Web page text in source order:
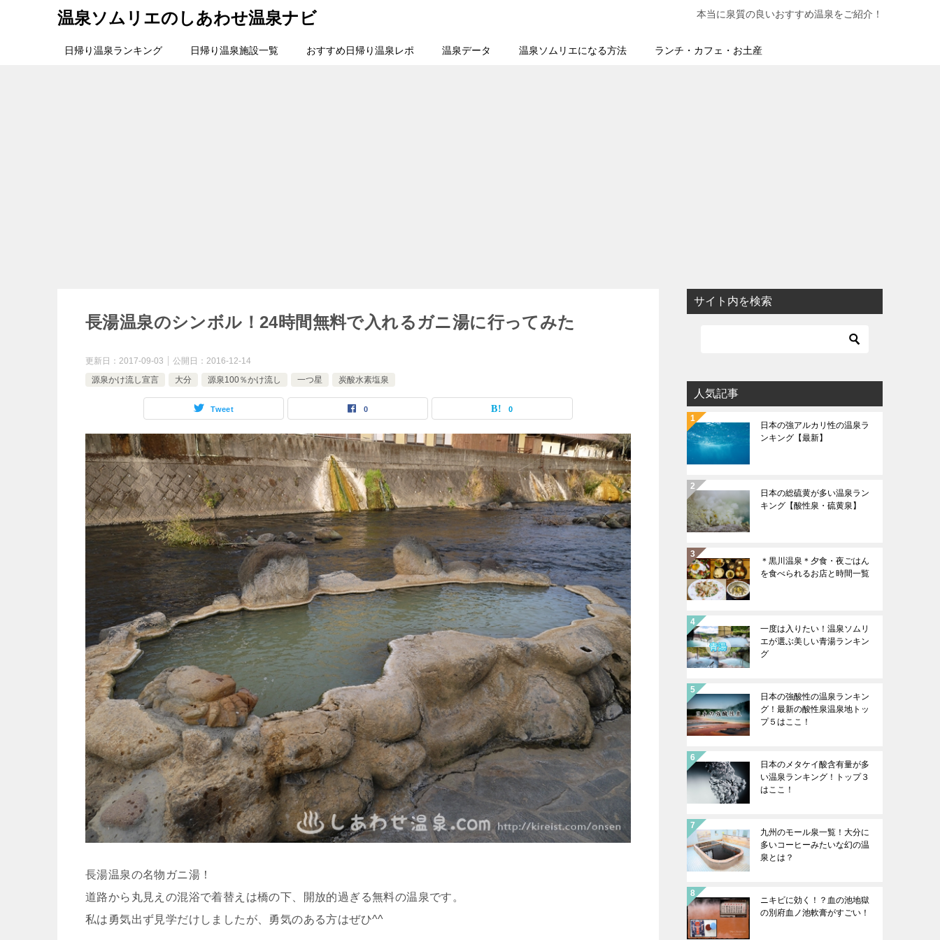
温泉ソムリエのしあわせ温泉ナビ 本当に泉質の良いおすすめ温泉をご紹介！
日帰り温泉ランキング 日帰り温泉施設一覧 おすすめ日帰り温泉レポ 温泉データ 温泉ソムリエになる方法 ランチ・カフェ・お土産
長湯温泉のシンボル！24時間無料で入れるガニ湯に行ってみた
更新日： 2017-09-03 公開日： 2016-12-14
源泉かけ流し宣言
大分 源泉100％かけ流し 一つ星 炭酸水素塩泉
Tweet 0 0
長湯温泉の名物ガニ湯！
道路から丸見えの混浴で着替えは橋の下、開放的過ぎる無料の温泉です。
私は勇気出ず見学だけしましたが、勇気のある方はぜひ^^
サイト内を検索
人気記事
日本の強アルカリ性の温泉ラ
ンキング【最新】
日本の総硫黄が多い温泉ラン
キング【酸性泉・硫黄泉】
＊黒川温泉＊夕食・夜ごはん
を食べられるお店と時間一覧
一度は入りたい！温泉ソムリ
エが選ぶ美しい青湯ランキン
グ
日本の強酸性の温泉ランキン
グ！最新の酸性泉温泉地トッ
プ５はここ！
日本のメタケイ酸含有量が多
い温泉ランキング！トップ３
はここ！
九州のモール泉一覧！大分に
多いコーヒーみたいな幻の温
泉とは？
ニキビに効く！？血の池地獄
の別府血ノ池軟膏がすごい！